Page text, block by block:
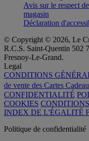
Avis sur le respect
magasin
Déclaration
© Copyright © 2026, Le
R.C.S. Saint-Quentin 502
Fresnoy-Le-Grand.
Legal
CONDITIONS
de vente des Cartes
CONFIDENTIALITÉ
COOKIES
INDEX DE L'ÉGALITÉ
Politique de confidentialité